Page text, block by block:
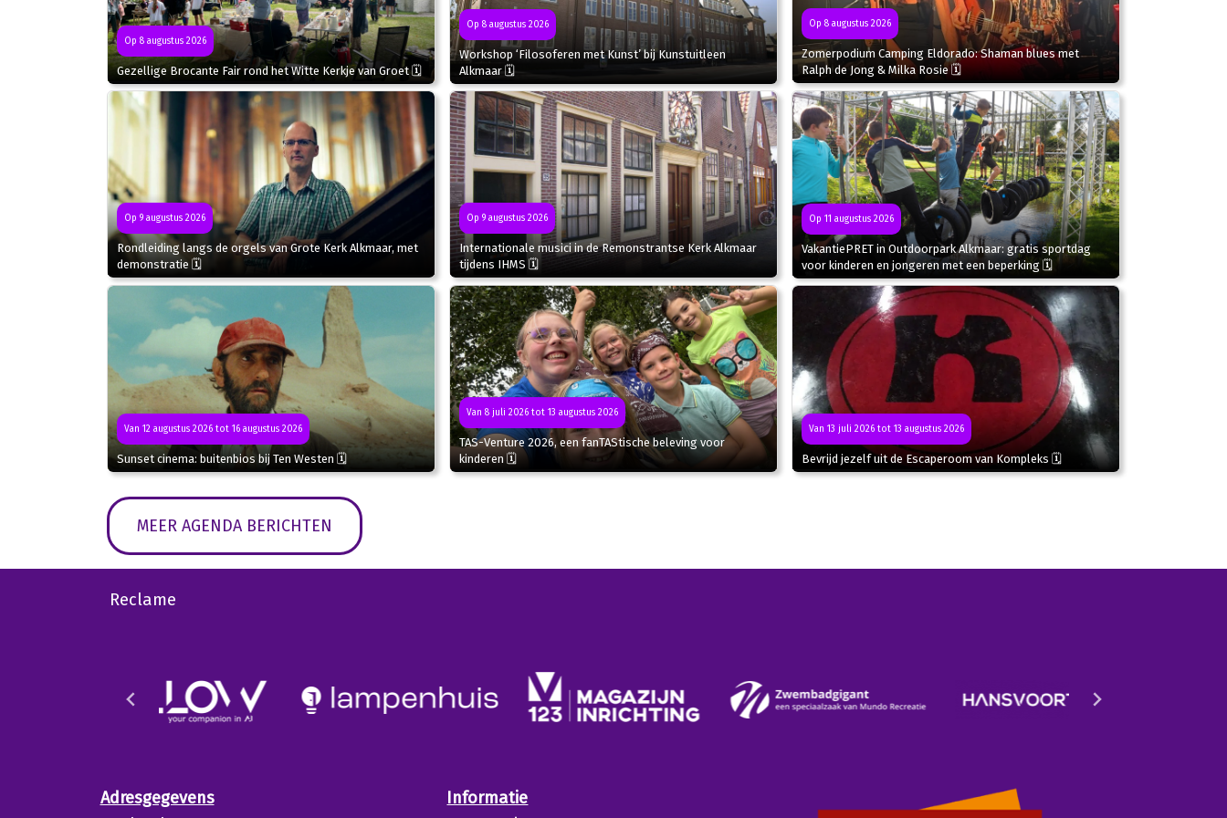
Op 8 augustus 2026
Gezellige Brocante Fair rond het Witte Kerkje van Groet 🗓
Op 8 augustus 2026
Workshop ‘Filosoferen met Kunst’ bij Kunstuitleen
Alkmaar 🗓
Op 8 augustus 2026
Zomerpodium Camping Eldorado: Shaman blues met
Ralph de Jong & Milka Rosie 🗓
Op 9 augustus 2026
Rondleiding langs de orgels van Grote Kerk Alkmaar, met
demonstratie 🗓
Op 9 augustus 2026
Internationale musici in de Remonstrantse Kerk Alkmaar
tijdens IHMS 🗓
Op 11 augustus 2026
VakantiePRET in Outdoorpark Alkmaar: gratis sportdag
voor kinderen en jongeren met een beperking 🗓
Van 12 augustus 2026 tot 16 augustus 2026
Sunset cinema: buitenbios bij Ten Westen 🗓
Van 8 juli 2026 tot 13 augustus 2026
TAS-Venture 2026, een fanTAStische beleving voor
kinderen 🗓
Van 13 juli 2026 tot 13 augustus 2026
Bevrijd jezelf uit de Escaperoom van Kompleks 🗓
MEER AGENDA BERICHTEN
Reclame
Adresgegevens
Informatie